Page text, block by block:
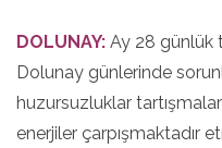
DOLUNAY: Ay 28 günlük
Dolunay günlerinde
huzursuzluklar
enerjiler çarpışmaktadır